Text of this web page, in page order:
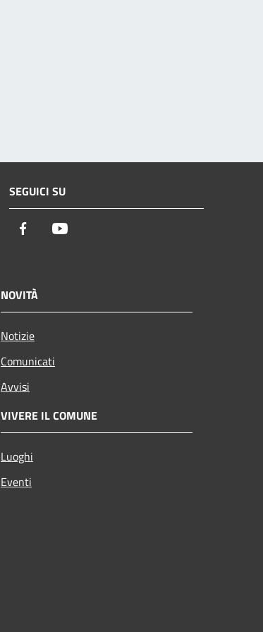
SEGUICI SU
Facebook
NOVITÀ
Notizie
Comunicati
Avvisi
VIVERE IL COMUNE
Luoghi
Eventi